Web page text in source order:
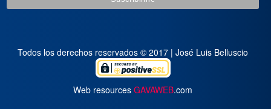
Todos los derechos reservados © 2017 | José Luis Belluscio
Web resources GAVAWEB.com